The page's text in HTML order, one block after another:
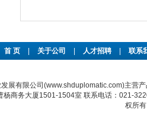
首 页 关于公司 人才招聘 联系
展有限公司(www.shduplomatic.com)主营
杨商务大厦1501-1504室 联系电话：021-
权所